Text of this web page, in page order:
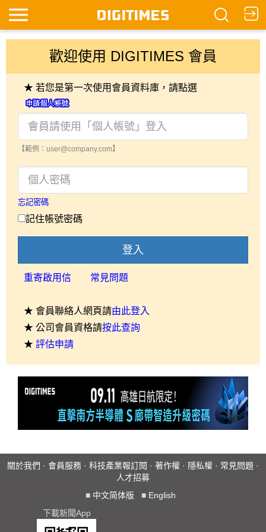
歡迎使用 DIGITIMES 會員
★ 若您是第一次使用會員資料庫，請點選
【範例：user@company.com】
忘記密碼
記住帳號密碼
登入
重寄啟用信 常見問題
★ 會員聯絡人網頁請由此登入
★ 公司會員資格請按此查詢
★ 評估申請
關於我們 · 會員服務 · 科技產業報訂閱 · 著作權 · 隱私權 · 常見問題 ·
人才招募
■ 中文简体版 ■ English
下載新聞App